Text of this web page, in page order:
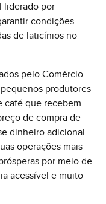
liderado por
condições
de laticínios no
pelo Comércio
produtores
café que recebem
de compra de
dinheiro adicional
operações mais
por meio de
acessível e muito